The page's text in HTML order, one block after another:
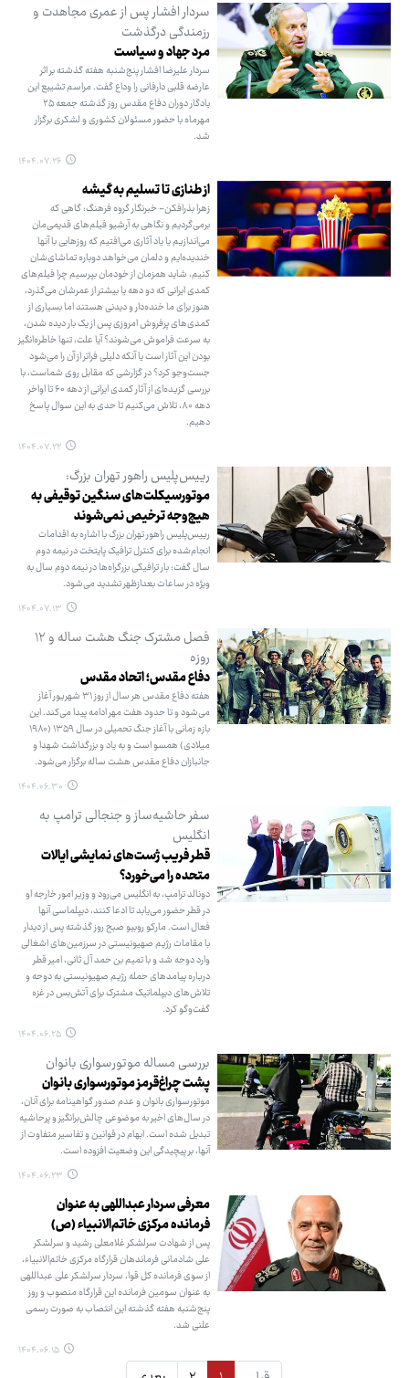
سردار افشار پس از عمری مجاهدت و
رزمندگی درگذشت
مرد جهاد و سیاست
سردار علیرضا افشار پنج‌شنبه هفته گذشته بر اثر
عارضه قلبی دارفانی را وداع گفت. مراسم تشییع این
یادگار دوران دفاع مقدس روز گذشته جمعه ۲۵
مهرماه با حضور مسئولان کشوری و لشکری برگزار
شد.
۱۴۰۴.۰۷.۲۶
از طنازی تا تسلیم به گیشه
زهرا بذرافکن- خبرنگار گروه فرهنگ: گاهی که
برمی‌گردیم و نگاهی به آرشیو فیلم‌های قدیمی‌مان
می‌اندازیم یا یاد آثاری می‌افتیم که روزهایی با آنها
خندیده‌ایم و دلمان می‌خواهد دوباره تماشای‌شان
کنیم، شاید همزمان از خودمان بپرسیم چرا فیلم‌های
کمدی ایرانی که دو دهه یا بیشتر از عمرشان می‌گذرد،
هنوز برای ما خنده‌دار و دیدنی هستند اما بسیاری از
کمدی‌های پرفروش امروزی پس از یک بار دیده شدن،
به سرعت فراموش می‌شوند؟ آیا علت، تنها خاطره‌انگیز
بودن این آثار است یا آنکه دلیلی فراتر از آن را می‌شود
جست‌وجو کرد؟ در گزارشی که مقابل روی شماست، با
بررسی گزیده‌ای از آثار کمدی ایرانی از دهه ۶۰ تا اواخر
دهه ۸۰، تلاش می‌کنیم تا حدی به این سوال پاسخ
دهیم.
۱۴۰۴.۰۷.۲۲
رییس‌پلیس راهور تهران بزرگ:
موتورسیکلت‌های سنگین توقیفی به
هیچ‌وجه ترخیص نمی‌شوند
رییس‌پلیس راهور تهران بزرگ با اشاره به اقدامات
انجام‌شده برای کنترل ترافیک پایتخت در نیمه دوم
سال گفت: بار ترافیکی بزرگراه‌ها در نیمه دوم سال به
ویژه در ساعات بعدازظهر تشدید می‌شود.
۱۴۰۴.۰۷.۱۳
فصل مشترک جنگ هشت ساله و ۱۲
روزه
دفاع مقدس؛ اتحاد مقدس
هفته دفاع مقدس هر سال از روز ۳۱ شهریور آغاز
می‌شود و تا حدود هفت مهر ادامه پیدا می‌کند. این
بازه زمانی با آغاز جنگ تحمیلی در سال ۱۳۵۹ (۱۹۸۰
میلادی) همسو است و به یاد و بزرگداشت شهدا و
جانبازان دفاع مقدس هشت ساله برگزار می‌شود.
۱۴۰۴.۰۶.۳۰
سفر حاشیه‌ساز و جنجالی ترامپ به
انگلیس
قطر فریب ژست‌های نمایشی ایالات
متحده را می‌خورد؟
دونالد ترامپ، به انگلیس می‌رود و وزیر امور خارجه او
در قطر حضور می‌یابد تا ادعا کنند، دیپلماسی آنها
فعال است. مارکو روبیو صبح روز گذشته پس از دیدار
با مقامات رژیم صهیونیستی در سرزمین‌های اشغالی
وارد دوحه شد و با تمیم بن حمد آل ثانی، امیر قطر
درباره پیامدهای حمله رژیم صهیونیستی به دوحه و
تلاش‌های دیپلماتیک مشترک برای آتش‌بس در غزه
گفت‌وگو کرد.
۱۴۰۴.۰۶.۲۵
بررسی مساله موتورسواری بانوان
پشت چراغ‌قرمز موتورسواری بانوان
موتورسواری بانوان و عدم صدور گواهینامه برای آنان،
در سال‌های اخیر به موضوعی چالش‌برانگیز و پرحاشیه
تبدیل شده است. ابهام در قوانین و تفاسیر متفاوت از
آنها، بر پیچیدگی این وضعیت افزوده است.
۱۴۰۴.۰۶.۲۳
معرفی سردار عبداللهی به عنوان
فرمانده مرکزی خاتم‌الانبیاء (ص)
پس از شهادت سرلشکر غلامعلی رشید و سرلشکر
علی شادمانی فرماندهان قرارگاه مرکزی خاتم‌الانبیاء،
از سوی فرمانده کل قوا، سردار سرلشکر علی عبداللهی
به عنوان سومین فرمانده این قرارگاه منصوب و روز
پنج‌شنبه هفته گذشته این انتصاب به صورت رسمی
علنی شد.
۱۴۰۴.۰۶.۱۵